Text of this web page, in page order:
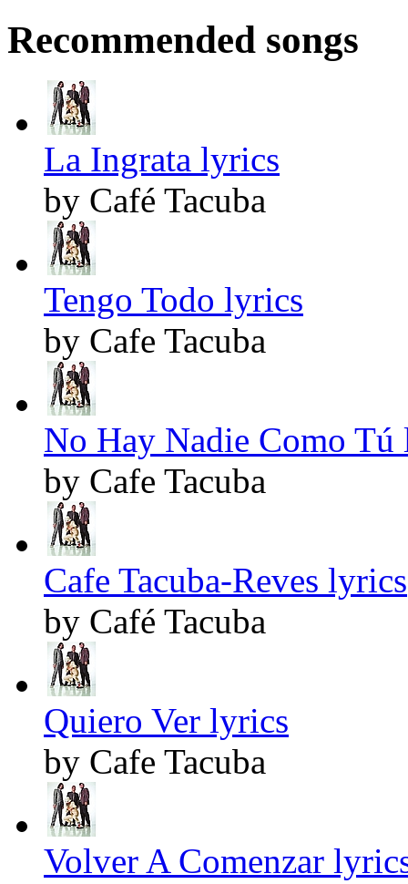
Recommended songs
La Ingrata lyrics
by Café Tacuba
Tengo Todo lyrics
by Cafe Tacuba
No Hay Nadie Como Tú
by Cafe Tacuba
Cafe Tacuba-Reves lyrics
by Café Tacuba
Quiero Ver lyrics
by Cafe Tacuba
Volver A Comenzar